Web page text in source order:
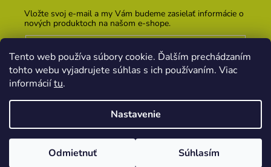
Tento web používa súbory cookie. Ďalším prechádzaním
tohto webu vyjadrujete súhlas s ich používaním. Viac
informáciítu.
Nastavenie
Odmietnuť Súhlasím
Vložte svoj e-mail a my Vám budeme zasielať informácie o
nových produktoch na našom e-shope.
Vložením e-mailu súhlasíte s podmienkami ochrany
osobných údajov
PRIHLÁSIŤ SA
Vytvoril Shoptet
PekneWeby